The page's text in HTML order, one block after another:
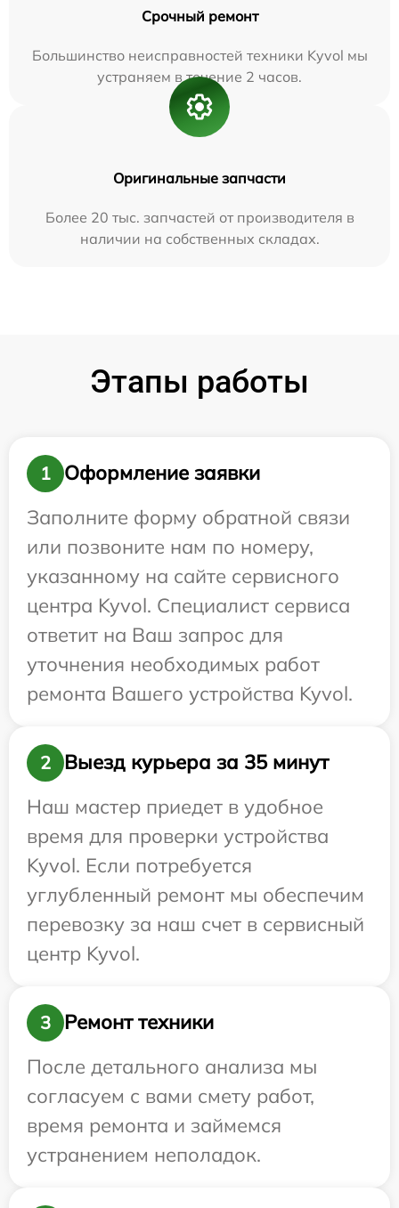
Срочный ремонт
Большинство неисправностей техники Kyvol мы
устраняем в течение 2 часов.
Оригинальные запчасти
Более 20 тыс. запчастей от производителя в
наличии на собственных складах.
Этапы работы
1
Оформление заявки
Заполните форму обратной связи
или позвоните нам по номеру,
указанному на сайте сервисного
центра Kyvol. Специалист сервиса
ответит на Ваш запрос для
уточнения необходимых работ
ремонта Вашего устройства Kyvol.
2
Выезд курьера за 35 минут
Наш мастер приедет в удобное
время для проверки устройства
Kyvol. Если потребуется
углубленный ремонт мы обеспечим
перевозку за наш счет в сервисный
центр Kyvol.
3
Ремонт техники
После детального анализа мы
согласуем с вами смету работ,
время ремонта и займемся
устранением неполадок.